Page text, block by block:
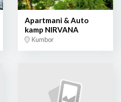
Apartmani & Auto
kamp NIRVANA
Kumbor